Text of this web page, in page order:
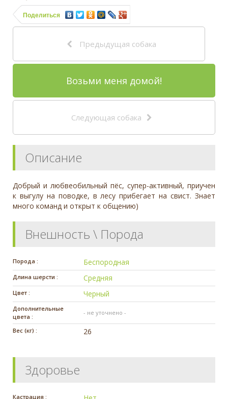
Поделиться
Предыдущая собака
Возьми меня домой!
Следующая собака
Описание
Добрый и любвеобильный пёс, супер-активный, приучен
к выгулу на поводке, в лесу прибегает на свист. Знает
много команд и открыт к общению)
Внешность \ Порода
Порода : Беспородная
Длина шерсти : Средняя
Цвет : Черный
Дополнительные
цвета :
- не уточнено -
Вес (кг) : 26
Здоровье
Кастрация :